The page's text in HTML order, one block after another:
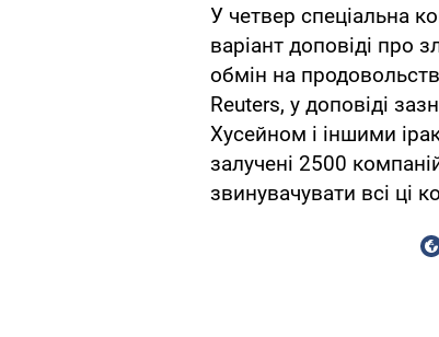
У четвер спеціальна
варіант доповіді про
обмін на
Reuters, у доповіді
Хусейном і іншими
залучені 2500
звинувачувати всі ці